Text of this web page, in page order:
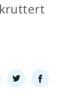
Del
på
Del
på